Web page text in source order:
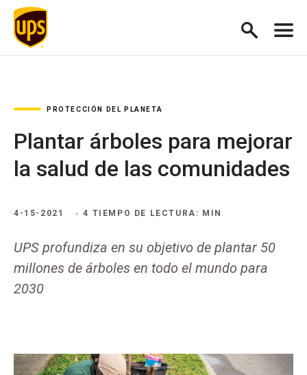
PROTECCIÓN DEL PLANETA
Plantar árboles para mejorar
la salud de las comunidades
4-15-2021 4 TIEMPO DE LECTURA: MIN
UPS profundiza en su objetivo de plantar 50
millones de árboles en todo el mundo para
2030